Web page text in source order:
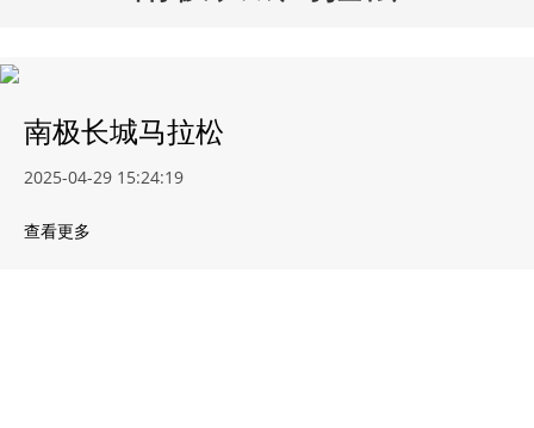
南极长城马拉松
2025-04-29 15:24:19
查看更多